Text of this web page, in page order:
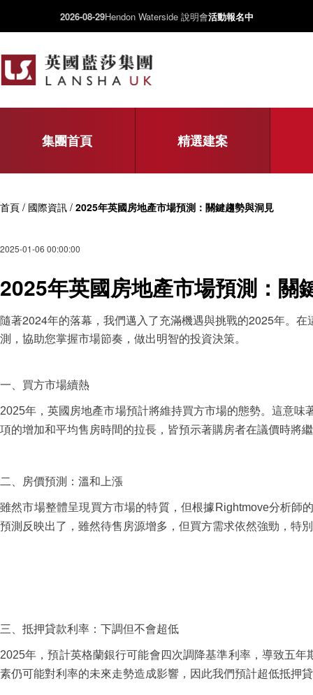
2026-08-29Hendon Waterside 說明會活動報名中
集團首頁 精選建案
首頁 / 國際資訊 / 2025年英國房地產市場預測：關鍵趨勢與洞見
2025-01-06 00:00:00
2025年英國房地產市場預測：關
隨著2024年的落幕，我們邁入了充滿機遇與挑戰的2025年。
測，協助您掌握市場節奏，做出明智的投資決策。
一、買方市場續熱
2025年，英國房地產市場預計將維持買方市場的態勢。這意
項的增加和平均售房時間的拉長，皆預示著購房者在議價時將
二、房價預測：溫和上漲
雖然市場整體呈現買方市場的特質，但根據Rightmove分析師
預測反映出了，雖然待售房源增多，但買方需求依然強勁，特
三、抵押貸款利率：下調但不會超低
2025年，預計英格蘭銀行可能會四次調降基準利率，導致五
素仍可能對利率的未來走勢造成影響，因此我們預計超低抵押